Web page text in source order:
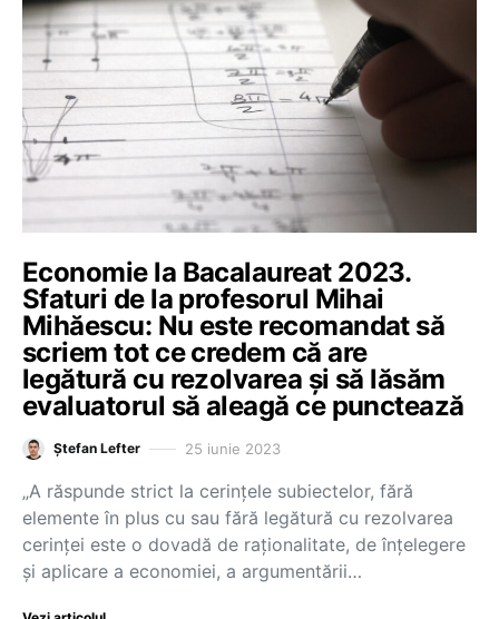
Economie la Bacalaureat 2023.
Sfaturi de la profesorul Mihai
Mihăescu: Nu este recomandat să
scriem tot ce credem că are
legătură cu rezolvarea și să lăsăm
evaluatorul să aleagă ce punctează
Ștefan Lefter 25 iunie 2023
„A răspunde strict la cerințele subiectelor, fără
elemente în plus cu sau fără legătură cu rezolvarea
cerinței este o dovadă de raționalitate, de înțelegere
și aplicare a economiei, a argumentării…